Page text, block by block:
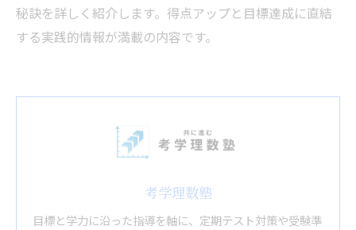
秘訣を詳しく紹介します。得点アップと目標達成に直結
する実践的情報が満載の内容です。
考学理数塾
目標と学力に沿った指導を軸に、定期テスト対策や受験準